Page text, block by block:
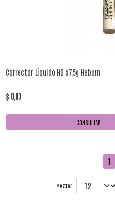
Corrector Líquido HD x7,5g Heburn
$ 0,00
CONSULTAR
1
Mostrar